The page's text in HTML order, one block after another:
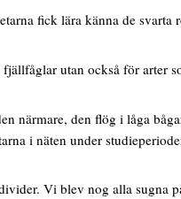
fick lära känna de svarta
utan också för arter
närmare, den flög i låga
i näten under
Vi blev nog alla sugna